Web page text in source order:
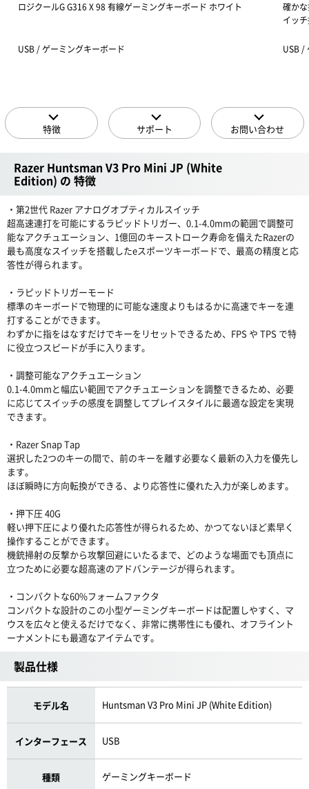
ロジクールG G316 X 98 有線ゲーミングキーボード ホワイト
USB / ゲーミングキーボード
確か
イッ
USB /
特徴 サポート お問い合わせ
Razer Huntsman V3 Pro Mini JP (White
Edition) の 特徴
・第2世代 Razer アナログオプティカルスイッチ
超高速連打を可能にするラピッドトリガー、0.1-4.0mmの範囲で調整可
能なアクチュエーション、1億回のキーストローク寿命を備えたRazerの
最も高度なスイッチを搭載したeスポーツキーボードで、最高の精度と応
答性が得られます。
・ラピッドトリガーモード
標準のキーボードで物理的に可能な速度よりもはるかに高速でキーを連
打することができます。
わずかに指をはなすだけでキーをリセットできるため、FPS や TPS で特
に役立つスピードが手に入ります。
・調整可能なアクチュエーション
0.1-4.0mmと幅広い範囲でアクチュエーションを調整できるため、必要
に応じてスイッチの感度を調整してプレイスタイルに最適な設定を実現
できます。
・Razer Snap Tap
選択した2つのキーの間で、前のキーを離す必要なく最新の入力を優先し
ます。
ほぼ瞬時に方向転換ができる、より応答性に優れた入力が楽しめます。
・押下圧 40G
軽い押下圧により優れた応答性が得られるため、かつてないほど素早く
操作することができます。
機銃掃射の反撃から攻撃回避にいたるまで、どのような場面でも頂点に
立つために必要な超高速のアドバンテージが得られます。
・コンパクトな60%フォームファクタ
コンパクトな設計のこの小型ゲーミングキーボードは配置しやすく、マ
ウスを広々と使えるだけでなく、非常に携帯性にも優れ、オフライント
ーナメントにも最適なアイテムです。
製品仕様
モデル名 Huntsman V3 Pro Mini JP (White Edition)
インターフェース USB
種類 ゲーミングキーボード